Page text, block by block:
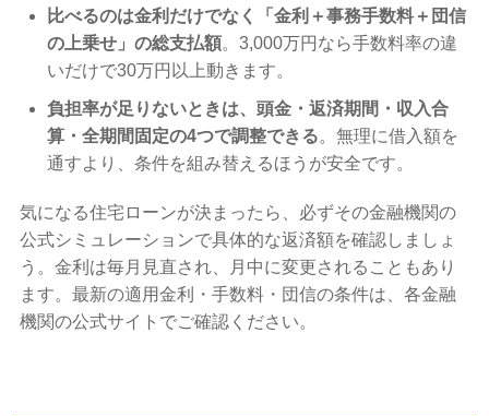
比べるのは金利だけでなく「金利＋事務手数料＋団信
の上乗せ」の総支払額。3,000万円なら手数料率の違
いだけで30万円以上動きます。
負担率が足りないときは、頭金・返済期間・収入合
算・全期間固定の4つで調整できる。無理に借入額を
通すより、条件を組み替えるほうが安全です。
気になる住宅ローンが決まったら、必ずその金融機関の
公式シミュレーションで具体的な返済額を確認しましょ
う。金利は毎月見直され、月中に変更されることもあり
ます。最新の適用金利・手数料・団信の条件は、各金融
機関の公式サイトでご確認ください。